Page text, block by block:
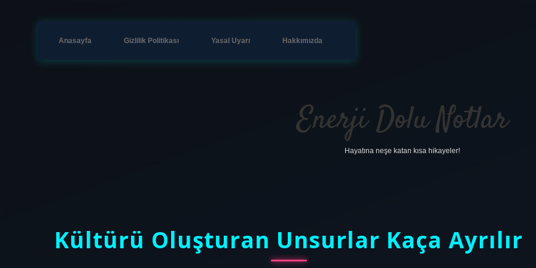
Anasayfa Gizlilik Politikası Yasal Uyarı Hakkımızda
Enerji Dolu Notlar
Hayatına neşe katan kısa hikayeler!
Kültürü Oluşturan Unsurlar Kaça Ayrılır